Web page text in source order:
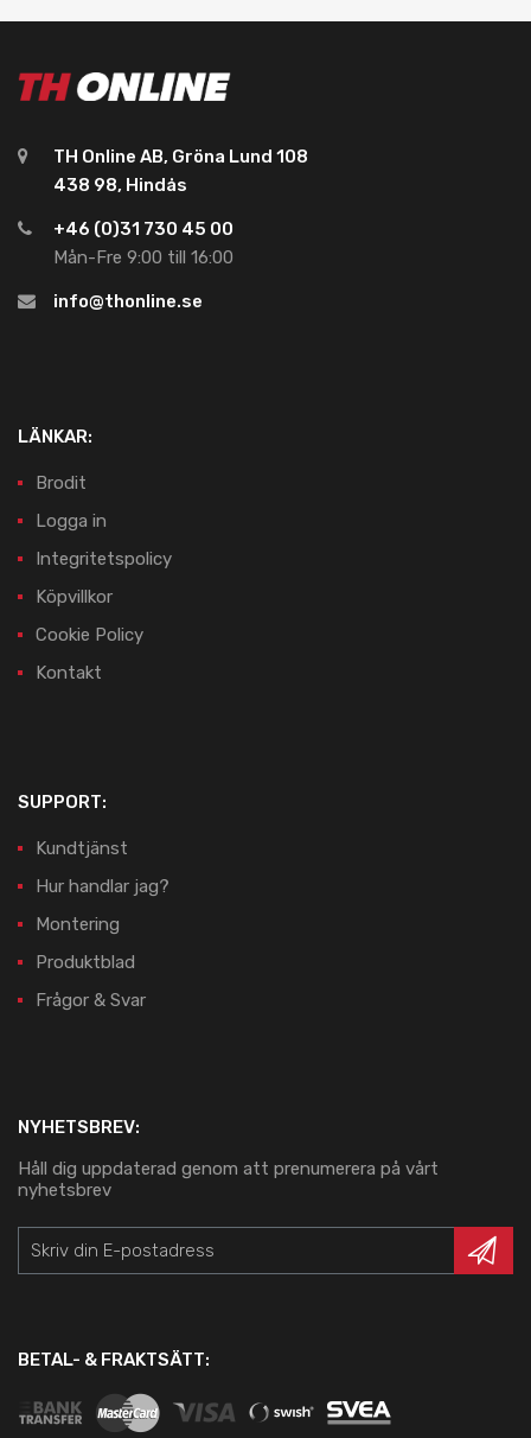
TH Online AB, Gröna Lund 108
438 98, Hindås
+46 (0)31 730 45 00
Mån-Fre 9:00 till 16:00
info@thonline.se
LÄNKAR:
Brodit
Logga in
Integritetspolicy
Köpvillkor
Cookie Policy
Kontakt
SUPPORT:
Kundtjänst
Hur handlar jag?
Montering
Produktblad
Frågor & Svar
NYHETSBREV:
Håll dig uppdaterad genom att prenumerera på vårt
nyhetsbrev
BETAL- & FRAKTSÄTT: